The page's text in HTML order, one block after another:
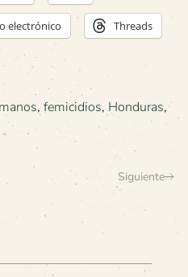
electrónico Threads
, femicidios, Honduras,
Siguiente